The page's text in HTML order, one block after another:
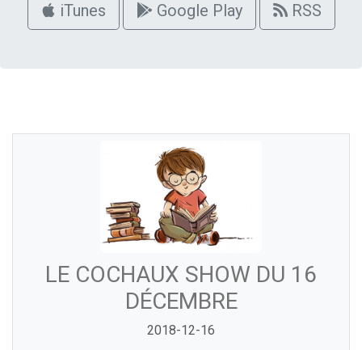
iTunes Google Play RSS
LE COCHAUX SHOW DU 16
DÉCEMBRE
2018-12-16